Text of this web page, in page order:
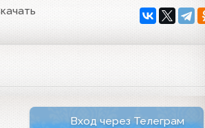
Вход через Телеграм